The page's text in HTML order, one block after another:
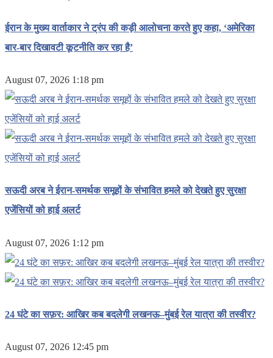
ईरान के मुख्य वार्ताकार ने ट्रंप की कड़ी आलोचना करते हुए कहा, ‘अमेरिका
बार-बार दिखावटी कूटनीति कर रहा है’
August 07, 2026 1:18 pm
सऊदी अरब ने ईरान-समर्थक समूहों के संभावित हमले को देखते हुए सुरक्षा
एजेंसियों को हाई अलर्ट
August 07, 2026 1:12 pm
24 घंटे का सफ़र: आखिर कब बदलेगी लखनऊ–मुंबई रेल यात्रा की तस्वीर?
August 07, 2026 12:45 pm